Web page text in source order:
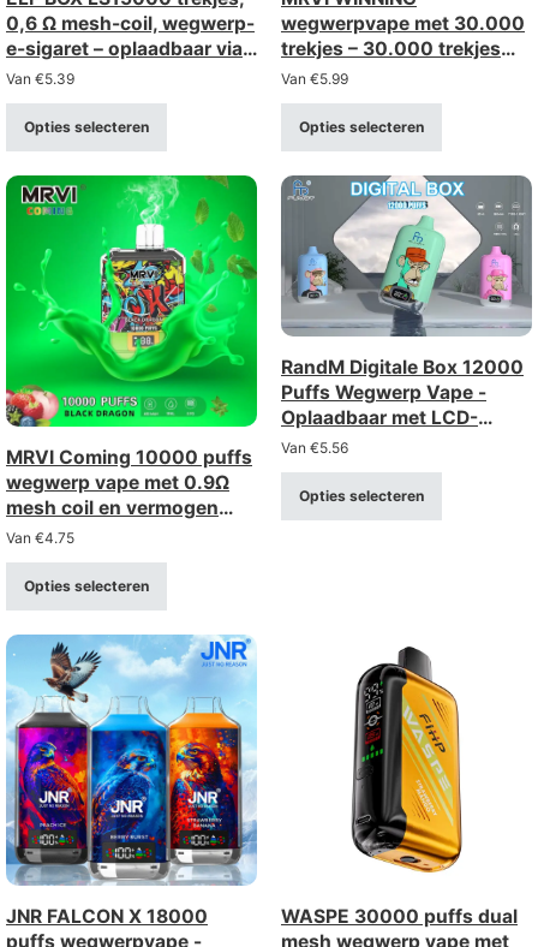
0,6 Ω mesh-coil, wegwerp-
e-sigaret – oplaadbaar via
Type-C-aansluiting
(sterkte 0–5%)
Van €5.39
Opties selecteren
wegwerpvape met 30.000
trekjes – 30.000 trekjes
(sterkte 2%/5%)
Van €5.99
Opties selecteren
MRVI Coming 10000 puffs
wegwerp vape met 0.9Ω
mesh coil en vermogen
display
Van €4.75
Opties selecteren
RandM Digitale Box 12000
Puffs Wegwerp Vape -
Oplaadbaar met LCD-
scherm
Van €5.56
Opties selecteren
JNR FALCON X 18000
puffs wegwerpvape -
WASPE 30000 puffs dual
mesh wegwerp vape met